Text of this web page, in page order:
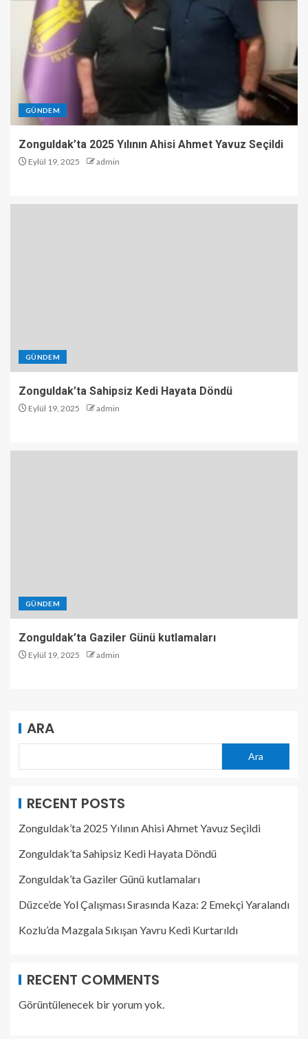
GÜNDEM
Zonguldak’ta 2025 Yılının Ahisi Ahmet Yavuz Seçildi
Eylül 19, 2025 admin
GÜNDEM
Zonguldak’ta Sahipsiz Kedi Hayata Döndü
Eylül 19, 2025 admin
GÜNDEM
Zonguldak’ta Gaziler Günü kutlamaları
Eylül 19, 2025 admin
ARA
Ara
RECENT POSTS
Zonguldak’ta 2025 Yılının Ahisi Ahmet Yavuz Seçildi
Zonguldak’ta Sahipsiz Kedi Hayata Döndü
Zonguldak’ta Gaziler Günü kutlamaları
Düzce’de Yol Çalışması Sırasında Kaza: 2 Emekçi Yaralandı
Kozlu’da Mazgala Sıkışan Yavru Kedi Kurtarıldı
RECENT COMMENTS
Görüntülenecek bir yorum yok.